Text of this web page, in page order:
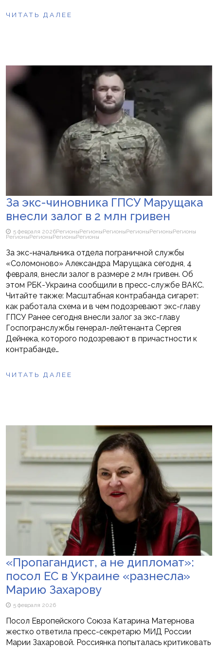
ЧИТАТЬ ДАЛЕЕ
За экс-чиновника ГПСУ Марущака
внесли залог в 2 млн гривен
5 февраля 2026РегионыРегионыРегионыРегионыРегионыРегионы
РегионыРегионыРегионыРегионы
За экс-начальника отдела пограничной службы
«Соломоново» Александра Марущака сегодня, 4
февраля, внесли залог в размере 2 млн гривен. Об
этом РБК-Украина сообщили в пресс-службе ВАКС.
Читайте также: Масштабная контрабанда сигарет:
как работала схема и в чем подозревают экс-главу
ГПСУ Ранее сегодня внесли залог за экс-главу
Госпогранслужбы генерал-лейтенанта Сергея
Дейнека, которого подозревают в причастности к
контрабанде…
ЧИТАТЬ ДАЛЕЕ
«Пропагандист, а не дипломат»:
посол ЕС в Украине «разнесла»
Марию Захарову
5 февраля 2026
Посол Европейского Союза Катарина Матернова
жестко ответила пресс-секретарю МИД России
Марии Захаровой. Россиянка попыталась критиковать